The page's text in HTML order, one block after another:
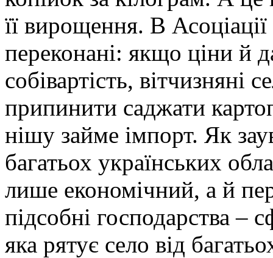
її вирощення. В
переконані: якщо ціни й
собівартість, вітчизняні
припинити саджати
нішу займе імпорт. Як
багатьох українських
лише економічний, а й
підсобні господарства –
яка рятує село від